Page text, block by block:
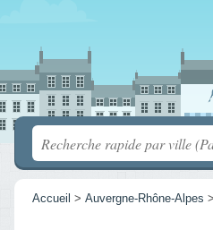
Accueil > Auvergne-Rhône-Alpes >